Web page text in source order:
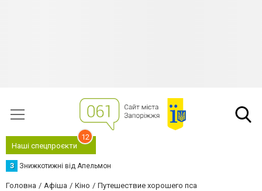
Наші спецпроєкти
12
З Знижкотижні від Апельмон
Головна Афіша Кіно Путешествие хорошего пса